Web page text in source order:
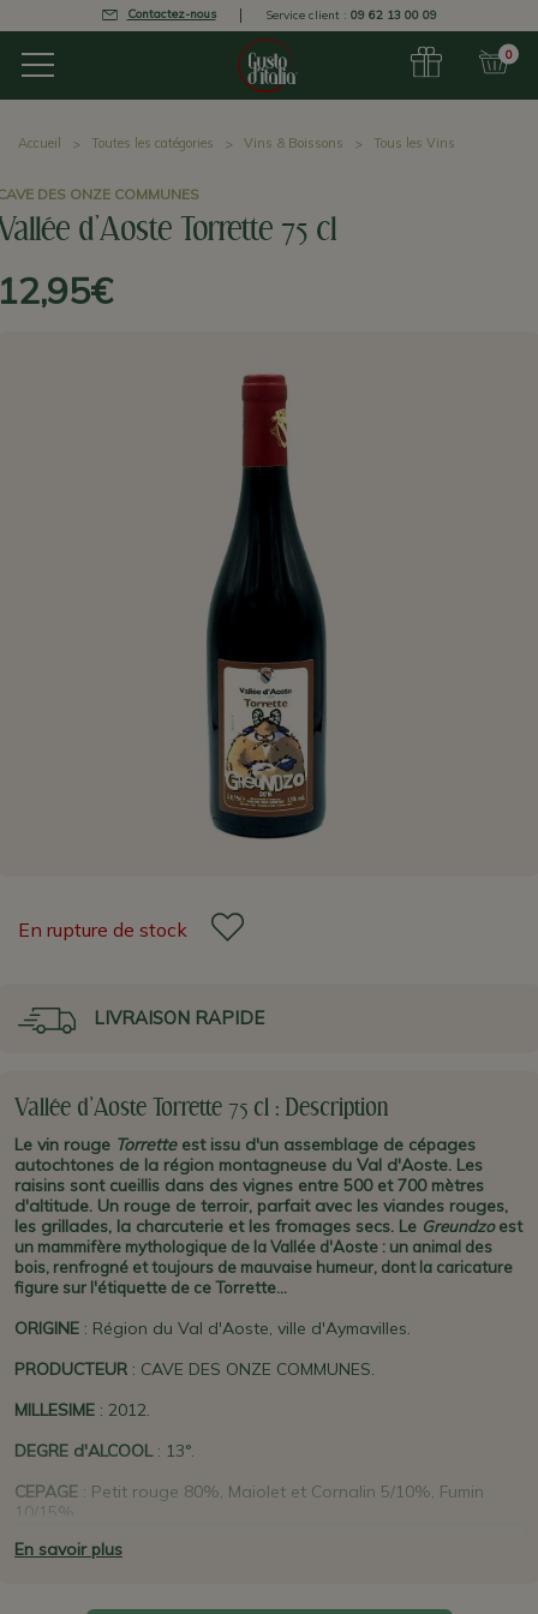
Contactez-nous Service client : 09 62 13 00 09
0
Accueil Toutes les catégories Vins & Boissons Tous les Vins
DES ONZE COMMUNES
d'Aoste Torrette 75 cl
En rupture de stock
LIVRAISON RAPIDE
Vallée d'Aoste Torrette 75 cl : Description
Le vin rouge Torretteest issu d'un assemblage de cépages
autochtones de la région montagneuse du Val d'Aoste. Les
raisins sont cueillis dans des vignes entre 500 et 700 mètres
d'altitude. Un rouge de terroir, parfait avec les viandes rouges,
les grillades, la charcuterie et les fromages secs. Le Greundzoest
un mammifère mythologique de la Vallée d'Aoste : un animal des
bois, renfrogné et toujours de mauvaise humeur, dont la caricature
figure sur l'étiquette de ce Torrette...
ORIGINE : Région du Val d'Aoste, ville d'Aymavilles.
PRODUCTEUR : CAVE DES ONZE COMMUNES.
MILLESIME : 2012.
DEGRE d'ALCOOL: 13°.
CEPAGE : Petit rouge 80%, Maiolet et Cornalin 5/10%, Fumin
10/15%
CARACTERISTIQUES
En savoir plus